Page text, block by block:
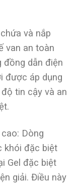
và nắp
van an toàn
đồng dẫn điện
được áp dụng
tin cậy và an
Dòng
khói đặc biệt
Gel đặc biệt
giải. Điều này